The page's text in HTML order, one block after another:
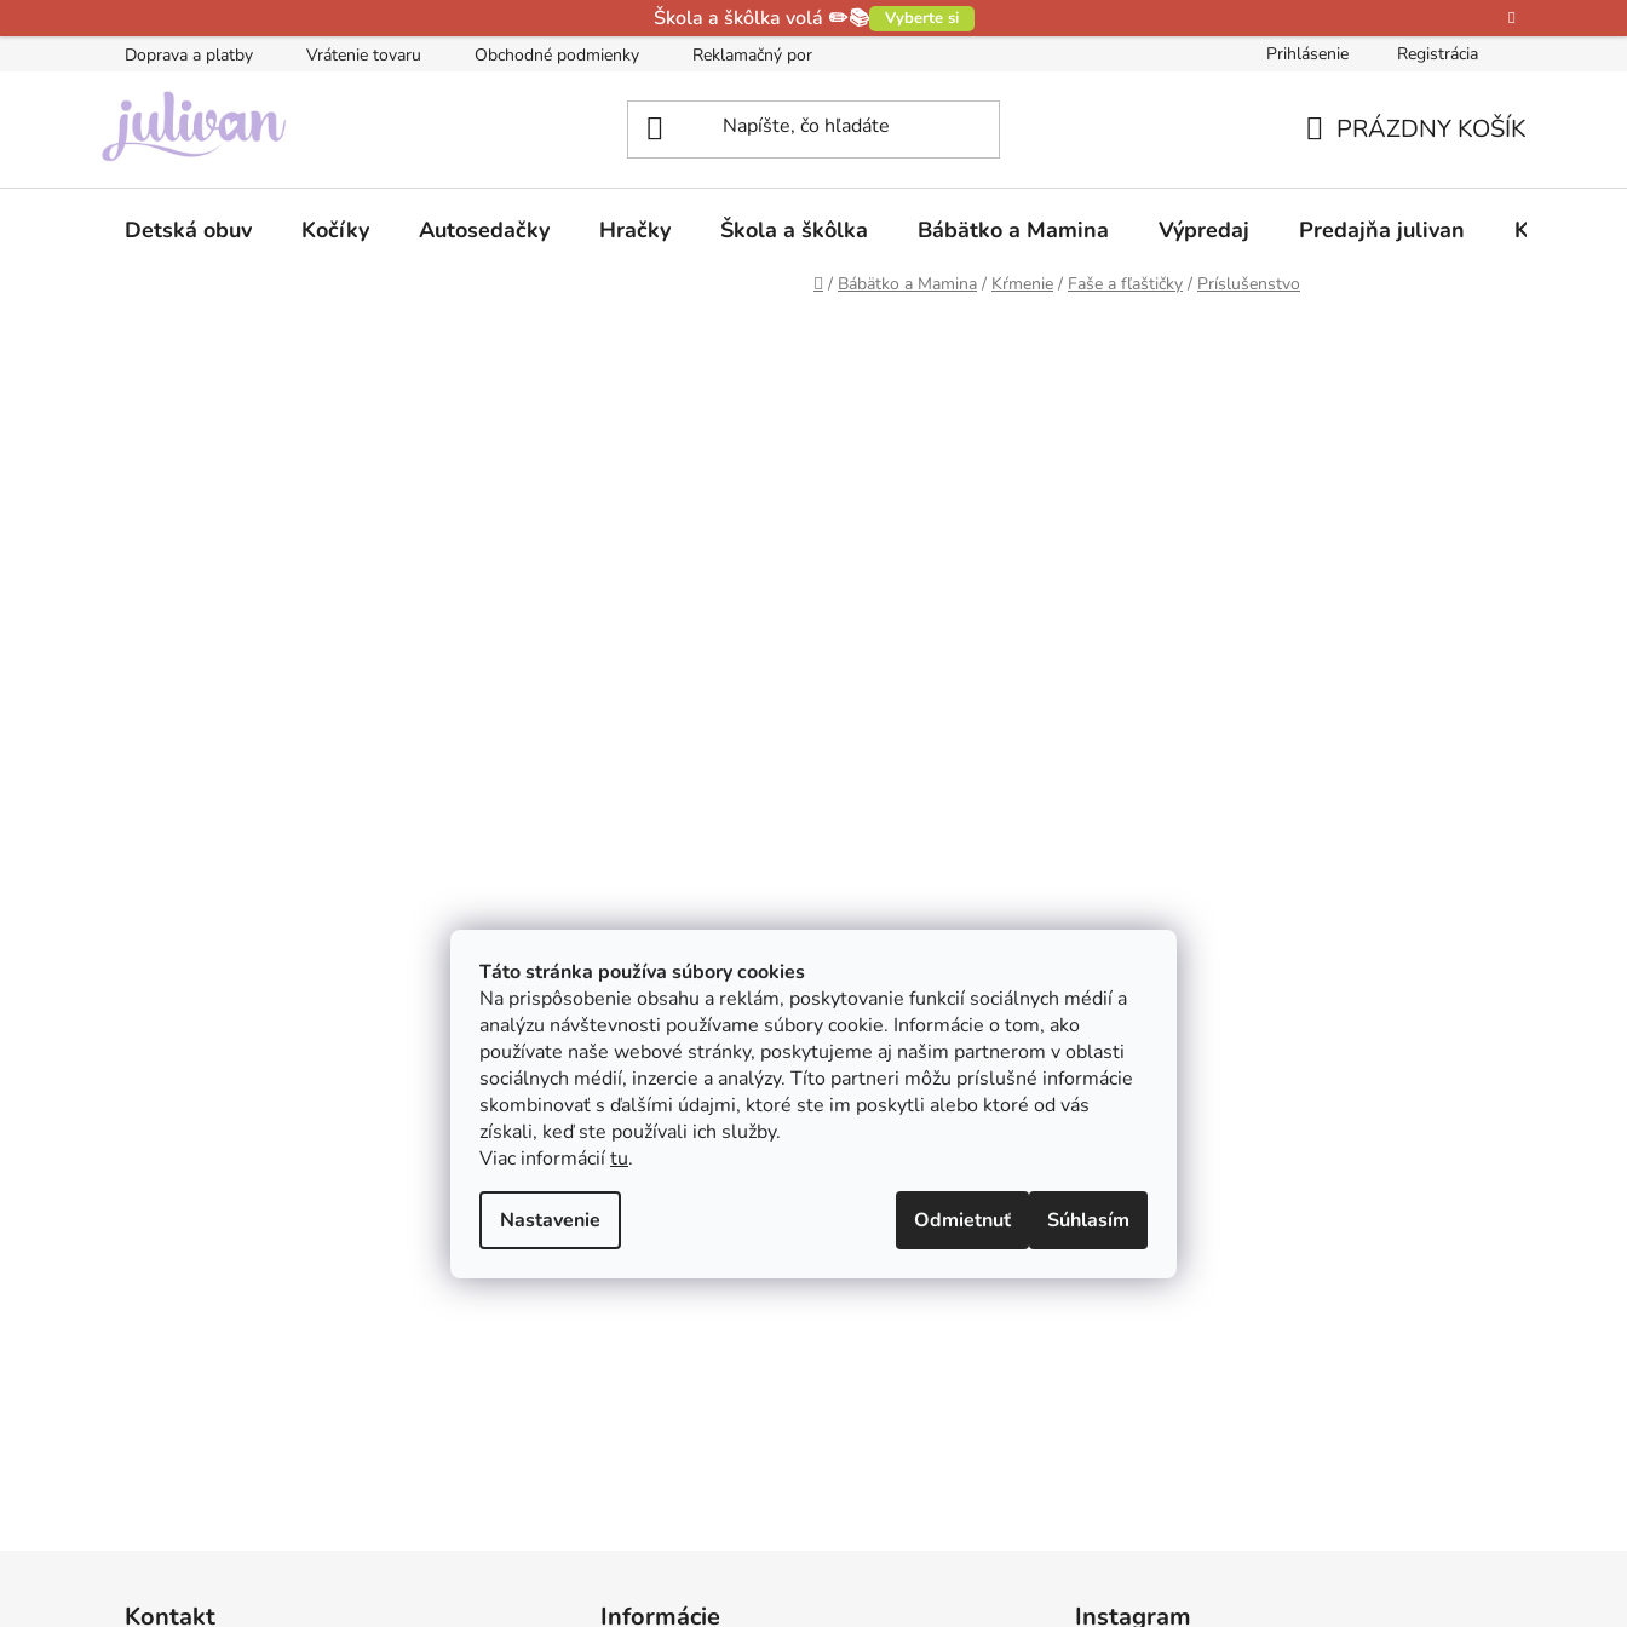
Táto stránka používa súbory cookies
Na prispôsobenie obsahu a reklám, poskytovanie funkcií sociálnych médií a
analýzu návštevnosti používame súbory cookie. Informácie o tom, ako
používate naše webové stránky, poskytujeme aj našim partnerom v oblasti
sociálnych médií, inzercie a analýzy. Títo partneri môžu príslušné informácie
skombinovať s ďalšími údajmi, ktoré ste im poskytli alebo ktoré od vás
získali, keď ste používali ich služby.
Viac informáciítu.
Nastavenie Odmietnuť Súhlasím
na
Škola a škôlka volá ✏️📚 Vyberte si
Doprava a platby Vrátenie tovaru Obchodné podmienky Reklamačný poriadok Kontakty O nás Hodnotenie obchodu
Prihlásenie Registrácia
KOŠÍK
PRÁZDNY KOŠÍK
Detská obuv Kočíky Autosedačky Hračky Škola a škôlka Bábätko a Mamina Výpredaj Predajňa julivan Kontakty
Domov
/ Bábätko a Mamina / Kŕmenie / Faše a fľaštičky / Príslušenstvo
Kontakt Informácie Instagram